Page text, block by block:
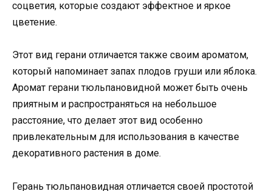
соцветия, которые создают эффектное и яркое
цветение.
Этот вид герани отличается также своим ароматом,
который напоминает запах плодов груши или яблока.
Аромат герани тюльпановидной может быть очень
приятным и распространяться на небольшое
расстояние, что делает этот вид особенно
привлекательным для использования в качестве
декоративного растения в доме.
Герань тюльпановидная отличается своей простотой